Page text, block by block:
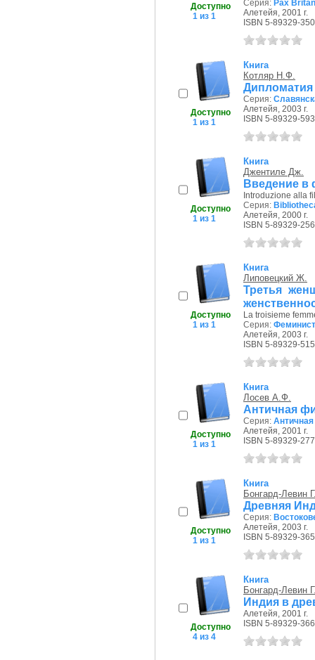
Доступно
1 из 1
Серия: Pax
Алетейя, 2001 г.
ISBN 5-89329-
Доступно
1 из 1
Книга
Котляр Н.Ф.
Серия:
Алетейя, 2003 г.
ISBN 5-89329-
Доступно
1 из 1
Книга
Джентиле Дж.
Введение в
Introduzione alla
Серия:
Алетейя, 2000 г.
ISBN 5-89329-
Доступно
1 из 1
Книга
Липовецкий Ж.
Третья
La troisieme
Серия:
Алетейя, 2003 г.
ISBN 5-89329-
Доступно
1 из 1
Книга
Лосев А.Ф.
Античная
Серия: Античная
Алетейя, 2001 г.
ISBN 5-89329-
Доступно
1 из 1
Книга
Бонгард-Левин
Древняя
Серия:
Алетейя, 2003 г.
ISBN 5-89329-
Доступно
4 из 4
Книга
Бонгард-Левин
Индия в
Алетейя, 2001 г.
ISBN 5-89329-